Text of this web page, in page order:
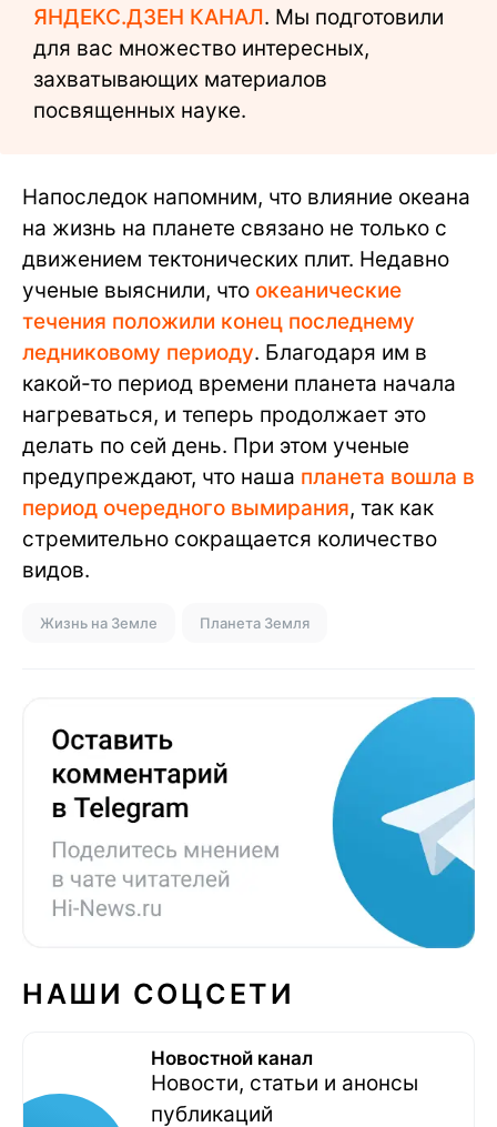
ЯНДЕКС.ДЗЕН КАНАЛ. Мы подготовили
для вас множество интересных,
захватывающих материалов
посвященных науке.
Напоследок напомним, что влияние океана
на жизнь на планете связано не только с
движением тектонических плит. Недавно
ученые выяснили, что океанические
течения положили конец последнему
ледниковому периоду. Благодаря им в
какой-то период времени планета начала
нагреваться, и теперь продолжает это
делать по сей день. При этом ученые
предупреждают, что наша планета вошла в
период очередного вымирания, так как
стремительно сокращается количество
видов.
Жизнь на Земле Планета Земля
НАШИ СОЦСЕТИ
Новостной канал
Новости, статьи и анонсы
публикаций